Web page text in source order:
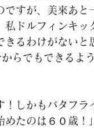
すが、美來あと
ドルフィンキッ
きるわけがないと
らでもできるよ
しかもバタフラ
たのは６０歳！